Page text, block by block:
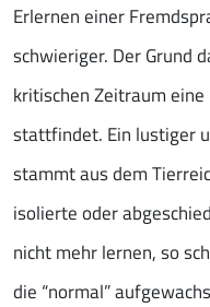
Erlernen einer
schwieriger. Der Grund
kritischen Zeitraum
stattfindet. Ein lustiger
stammt aus dem
isolierte oder
nicht mehr lernen, so
die “normal”